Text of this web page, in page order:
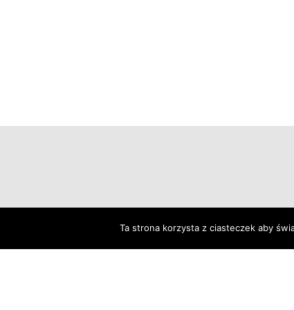
Strona Główna Aktualności
Ta strona korzysta z ciasteczek aby